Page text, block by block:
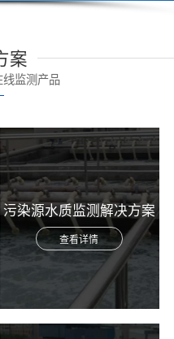
案
监测产品
污染源水质监测解决方案
查看详情